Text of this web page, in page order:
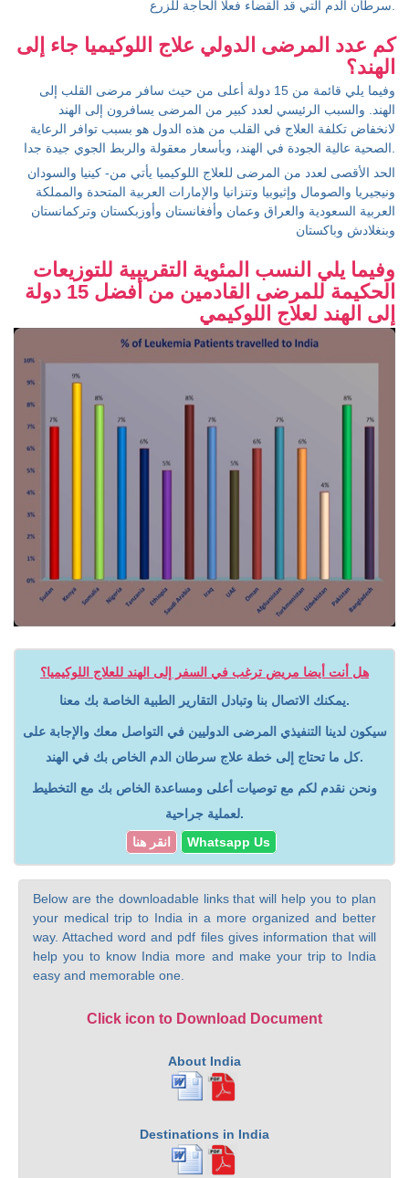
كم عدد المرضى الدولي علاج اللوكيميا جاء إلى
الهند؟
وفيما يلي قائمة من 15 دولة أعلى من حيث سافر مرضى القلب إلى
الهند. والسبب الرئيسي لعدد كبير من المرضى يسافرون إلى الهند
لانخفاض تكلفة العلاج في القلب من هذه الدول هو بسبب توافر الرعاية
الحد الأقصى لعدد من المرضى للعلاج اللوكيميا يأتي من- كينيا والسودان
ونيجيريا والصومال وإثيوبيا وتنزانيا والإمارات العربية المتحدة والمملكة
العربية السعودية والعراق وعمان وأفغانستان وأوزبكستان وتركمانستان
وبنغلادش وباكستان
وفيما يلي النسب المئوية التقريبية للتوزيعات
الحكيمة للمرضى القادمين من أفضل 15 دولة
إلى الهند لعلاج اللوكيمي
هل أنت أيضا مريض ترغب في السفر إلى الهند للعلاج اللوكيميا؟
يمكنك الاتصال بنا وتبادل التقارير الطبية الخاصة بك معنا.
سيكون لدينا التنفيذي المرضى الدوليين في التواصل معك والإجابة على
كل ما تحتاج إلى خطة علاج سرطان الدم الخاص بك في الهند.
ونحن نقدم لكم مع توصيات أعلى ومساعدة الخاص بك مع التخطيط
لعملية جراحية.
انقر هنا
Whatsapp Us
Below are the downloadable links that will help you to plan
your medical trip to India in a more organized and better
way. Attached word and pdf files gives information that will
help you to know India more and make your trip to India
easy and memorable one.
Click icon to Download Document
About India
Destinations in India